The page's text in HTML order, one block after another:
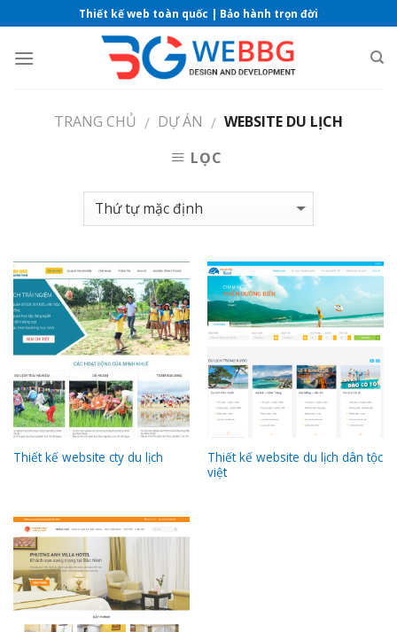
to
content
Thiết kế web toàn quốc | Bảo hành trọn đời
TRANG CHỦ / DỰ ÁN / WEBSITE DU LỊCH
LỌC
Thiết kế website cty du lịch
Thiết kế website du lịch dân tộc
việt